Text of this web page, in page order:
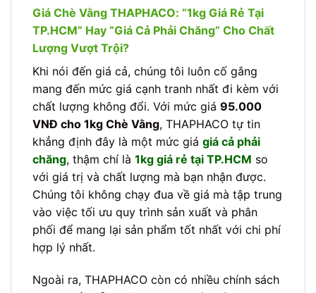
Giá Chè Vằng THAPHACO: “1kg Giá Rẻ Tại
TP.HCM” Hay “Giá Cả Phải Chăng” Cho Chất
Lượng Vượt Trội?
Khi nói đến giá cả, chúng tôi luôn cố gắng
mang đến mức giá cạnh tranh nhất đi kèm với
chất lượng không đổi. Với mức giá 95.000
VNĐ cho 1kg Chè Vằng, THAPHACO tự tin
khẳng định đây là một mức giá giá cả phải
chăng, thậm chí là 1kg giá rẻ tại TP.HCM so
với giá trị và chất lượng mà bạn nhận được.
Chúng tôi không chạy đua về giá mà tập trung
vào việc tối ưu quy trình sản xuất và phân
phối để mang lại sản phẩm tốt nhất với chi phí
hợp lý nhất.
Ngoài ra, THAPHACO còn có nhiều chính sách